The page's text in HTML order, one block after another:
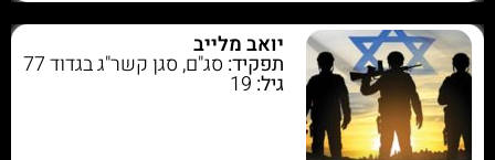
יואב מלייב
תפקיד: סג"ם, סגן קשר"ג בגדוד 77
גיל:19